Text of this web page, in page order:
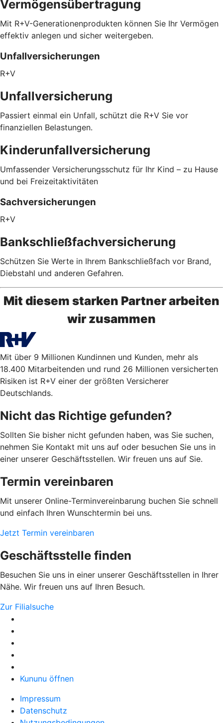
Vermögensübertragung
Mit R+V-Generationenprodukten können Sie Ihr Vermögen
effektiv anlegen und sicher weitergeben.
Unfallversicherungen
R+V
Unfallversicherung
Passiert einmal ein Unfall, schützt die R+V Sie vor
finanziellen Belastungen.
Kinderunfallversicherung
Umfassender Versicherungsschutz für Ihr Kind – zu Hause
und bei Freizeitaktivitäten
Sachversicherungen
R+V
Bankschließfachversicherung
Schützen Sie Werte in Ihrem Bankschließfach vor Brand,
Diebstahl und anderen Gefahren.
Mit diesem starken Partner arbeiten
wir zusammen
Mit über 9 Millionen Kundinnen und Kunden, mehr als
18.400 Mitarbeitenden und rund 26 Millionen versicherten
Risiken ist R+V einer der größten Versicherer
Deutschlands.
Nicht das Richtige gefunden?
Sollten Sie bisher nicht gefunden haben, was Sie suchen,
nehmen Sie Kontakt mit uns auf oder besuchen Sie uns in
einer unserer Geschäftsstellen. Wir freuen uns auf Sie.
Termin vereinbaren
Mit unserer Online-Terminvereinbarung buchen Sie schnell
und einfach Ihren Wunschtermin bei uns.
Jetzt Termin vereinbaren
Geschäftsstelle finden
Besuchen Sie uns in einer unserer Geschäftsstellen in Ihrer
Nähe. Wir freuen uns auf Ihren Besuch.
Zur Filialsuche
Kununu öffnen
Impressum
Datenschutz